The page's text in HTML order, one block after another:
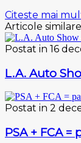
Citeste mai
Articole similare
Postat in 16
L.A. Auto
Postat in 2
PSA + FCA